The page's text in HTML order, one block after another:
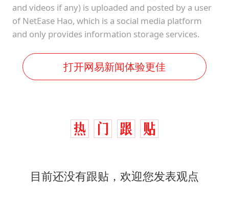
and videos if any) is uploaded and posted by a user
of NetEase Hao, which is a social media platform
and only provides information storage services.
打开网易新闻体验更佳
目前还没有跟贴，欢迎您发表观点